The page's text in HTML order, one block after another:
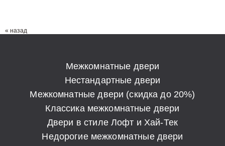
« назад
Межкомнатные двери
Нестандартные двери
Межкомнатные двери (скидка до 20%)
Классика межкомнатные двери
Двери в стиле Лофт и Хай-Тек
Недорогие межкомнатные двери